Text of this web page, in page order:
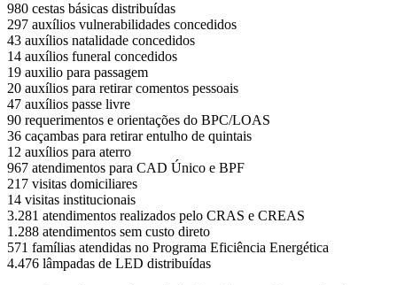
980 cestas básicas distribuídas
297 auxílios vulnerabilidades concedidos
43 auxílios natalidade concedidos
14 auxílios funeral concedidos
19 auxilio para passagem
20 auxílios para retirar comentos pessoais
47 auxílios passe livre
90 requerimentos e orientações do BPC/LOAS
36 caçambas para retirar entulho de quintais
12 auxílios para aterro
967 atendimentos para CAD Único e BPF
217 visitas domiciliares
14 visitas institucionais
3.281 atendimentos realizados pelo CRAS e CREAS
1.288 atendimentos sem custo direto
571 famílias atendidas no Programa Eficiência Energética
4.476 lâmpadas de LED distribuídas